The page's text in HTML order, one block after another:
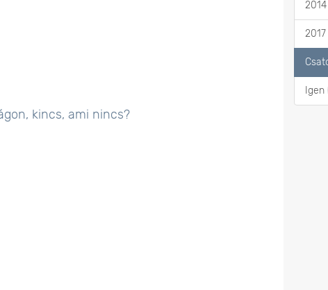
kincs, ami nincs?
2017
Igen